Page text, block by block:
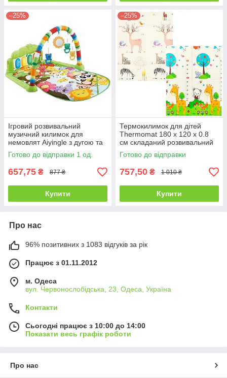
–25%
Ігровий розвивальний
музичний килимок для
немовлят Aiyingle з дугою та
піаніно (668-90) Зелений
Готово до відправки 1 од.
657,75 ₴ 877 ₴
Купити
–25%
Термокилимок для дітей
Thermomat 180 х 120 х 0.8
см складаний розвивальний
двосторонній (С-76050)
Готово до відправки
757,50 ₴ 1 010 ₴
Купити
Про нас
96% позитивних з 1083 відгуків за рік
Працює з 01.11.2012
м. Одеса
вул. Червонослобідська, 23, Одеса, Україна
Контакти
Сьогодні працює з 10:00 до 14:00
Показати весь графік роботи
Про нас